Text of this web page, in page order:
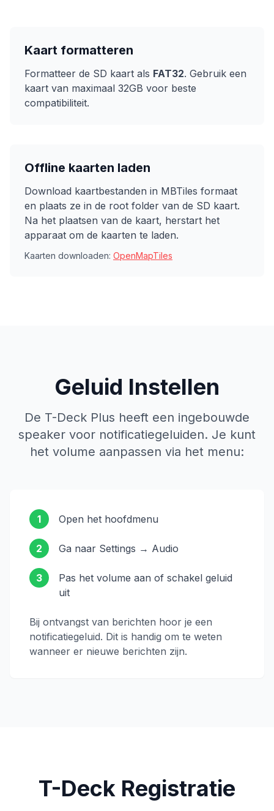
Kaart formatteren
Formatteer de SD kaart als FAT32. Gebruik een
kaart van maximaal 32GB voor beste
compatibiliteit.
Offline kaarten laden
Download kaartbestanden in MBTiles formaat
en plaats ze in de root folder van de SD kaart.
Na het plaatsen van de kaart, herstart het
apparaat om de kaarten te laden.
Kaarten downloaden: OpenMapTiles
Geluid Instellen
De T-Deck Plus heeft een ingebouwde
speaker voor notificatiegeluiden. Je kunt
het volume aanpassen via het menu:
1 Open het hoofdmenu
2 Ga naar Settings → Audio
3
Pas het volume aan of schakel geluid
uit
Bij ontvangst van berichten hoor je een
notificatiegeluid. Dit is handig om te weten
wanneer er nieuwe berichten zijn.
T-Deck Registratie